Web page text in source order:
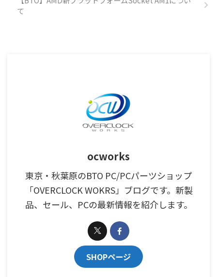
て
ocworks
東京・秋葉原のBTO PC/PCパーツショップ
「OVERCLOCK WOKRS」ブログです。新製
品、セール、PCの最新情報を紹介します。
SHOPページ